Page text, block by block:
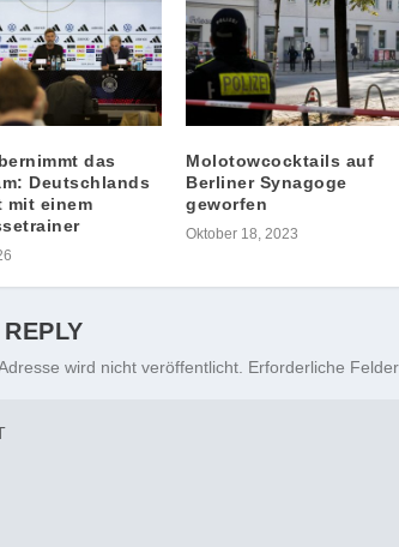
das
Deutschlands
mit einem
Molotowcocktails auf
Berliner Synagoge
geworfen
Oktober 18, 2023
wird nicht veröffentlicht. Erforderliche